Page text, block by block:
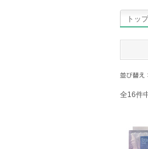
トップ
全16件